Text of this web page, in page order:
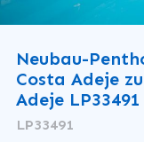
Neubau-
Costa Adeje
Adeje LP33491
LP33491